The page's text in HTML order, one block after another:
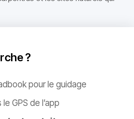
?
pour le guidage
GPS de l’app